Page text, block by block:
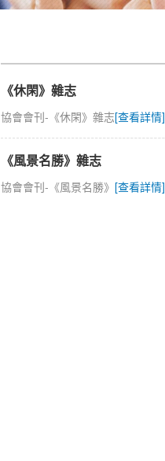
《休閑》雜志
協會會刊-《休閑》雜志[查看詳情]
《風景名勝》雜志
協會會刊-《風景名勝》 [查看詳情]